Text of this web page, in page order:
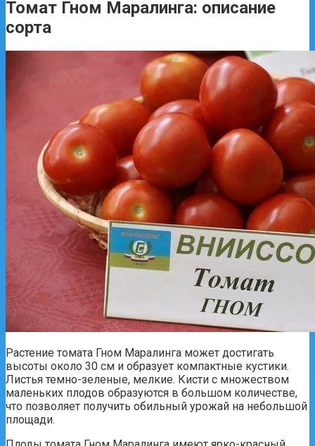
Томат Гном Маралинга: описание
сорта
Растение томата Гном Маралинга может достигать
высоты около 30 см и образует компактные кустики.
Листья темно-зеленые, мелкие. Кисти с множеством
маленьких плодов образуются в большом количестве,
что позволяет получить обильный урожай на небольшой
площади.